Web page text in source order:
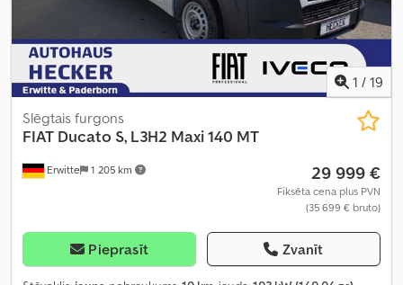
1 / 19
Erwitte 1 205 km
Slēgtais furgons
FIAT Ducato S, L3H2 Maxi 140 MT
29 999 €
Fiksēta cena plus PVN
(35 699 € bruto)
Pieprasīt Zvanīt